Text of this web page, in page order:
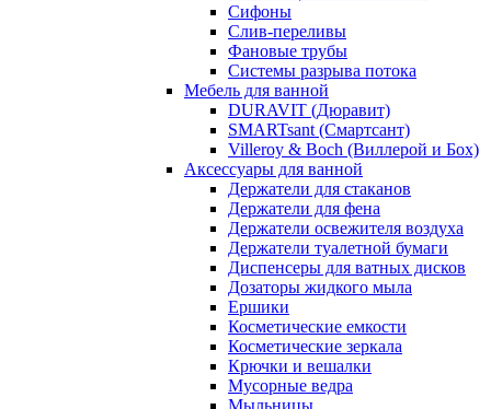
Сифоны
Слив-переливы
Фановые трубы
Системы разрыва потока
Мебель для ванной
DURAVIT (Дюравит)
SMARTsant (Смартсант)
Villeroy & Boch (Виллерой и Бох)
Аксессуары для ванной
Держатели для стаканов
Держатели для фена
Держатели освежителя воздуха
Держатели туалетной бумаги
Диспенсеры для ватных дисков
Дозаторы жидкого мыла
Ершики
Косметические емкости
Косметические зеркала
Крючки и вешалки
Мусорные ведра
Мыльницы